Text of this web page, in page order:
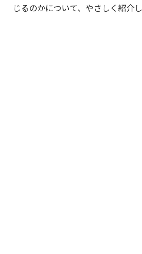
じるのかについて、やさしく紹介し